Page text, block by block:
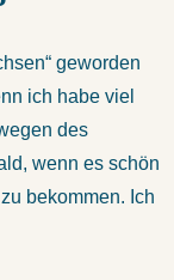
geworden
ich habe viel
des
wenn es schön
bekommen. Ich